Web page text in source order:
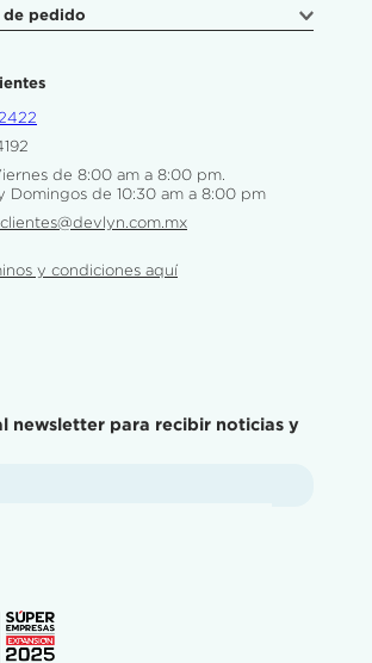
de pedido
de 8:00 am a 8:00 pm.
Domingos de 10:30 am a 8:00 pm
y condiciones aquí
newsletter para recibir noticias y